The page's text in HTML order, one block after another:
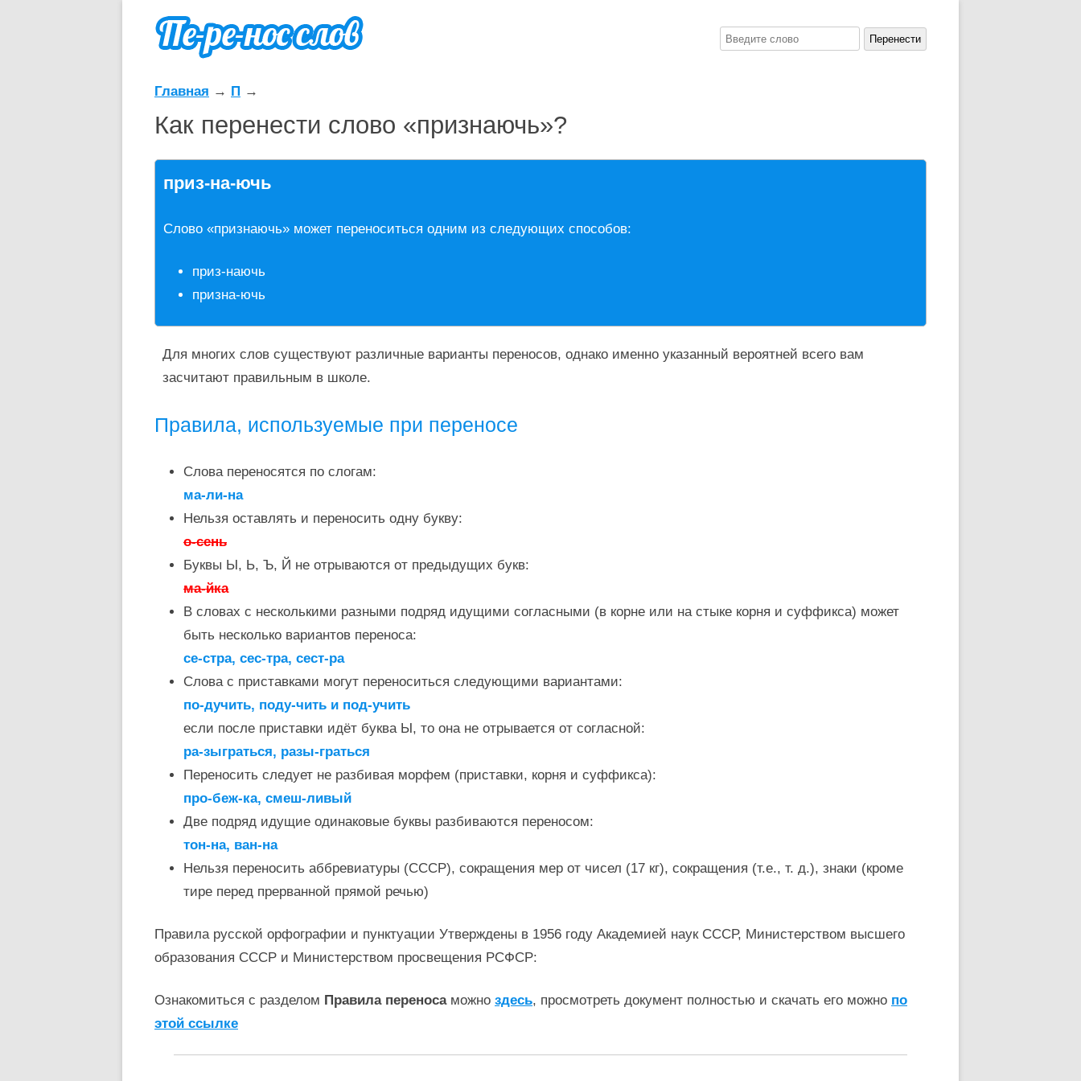
Главная → П →
Как перенести слово «признаючь»?
приз-на-ючь
Слово «признаючь» может переноситься одним из следующих способов:
приз-наючь
призна-ючь
Для многих слов существуют различные варианты переносов, однако именно указанный вероятней всего вам
засчитают правильным в школе.
Правила, используемые при переносе
Слова переносятся по слогам:
ма-ли-на
Нельзя оставлять и переносить одну букву:
о-сень
Буквы Ы, Ь, Ъ, Й не отрываются от предыдущих букв:
ма-йка
В словах с несколькими разными подряд идущими согласными (в корне или на стыке корня и суффикса) может
быть несколько вариантов переноса:
се-стра, сес-тра, сест-ра
Слова с приставками могут переноситься следующими вариантами:
по-дучить, поду-чить и под-учить
если после приставки идёт буква Ы, то она не отрывается от согласной:
ра-зыграться, разы-граться
Переносить следует не разбивая морфем (приставки, корня и суффикса):
про-беж-ка, смеш-ливый
Две подряд идущие одинаковые буквы разбиваются переносом:
тон-на, ван-на
Нельзя переносить аббревиатуры (СССР), сокращения мер от чисел (17 кг), сокращения (т.е., т. д.), знаки (кроме
тире перед прерванной прямой речью)
Правила русской орфографии и пунктуации Утверждены в 1956 году Академией наук СССР, Министерством высшего
образования СССР и Министерством просвещения РСФСР:
Ознакомиться с разделом Правила переносаможно здесь, просмотреть документ полностью и скачать его можно по
этой ссылке